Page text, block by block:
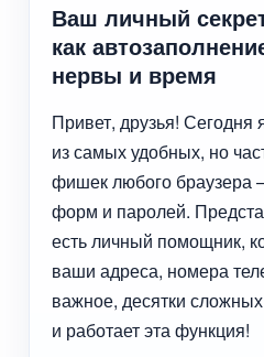
Ваш личный
как
нервы и время
Привет, друзья! Сегодня
из самых удобных, но
фишек любого браузера
форм и паролей.
есть личный помощник,
ваши адреса, номера
важное, десятки
и работает эта функция!